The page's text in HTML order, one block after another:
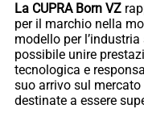
La CUPRA Born VZ
per il marchio nella
modello per
possibile unire
tecnologica e
suo arrivo sul
destinate a essere